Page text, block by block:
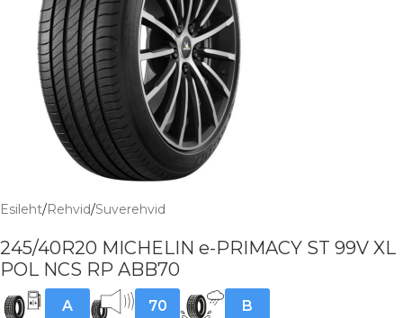
Esileht/Rehvid/Suverehvid
245/40R20 MICHELIN e-PRIMACY ST 99V XL
POL NCS RP ABB70
A 70 B